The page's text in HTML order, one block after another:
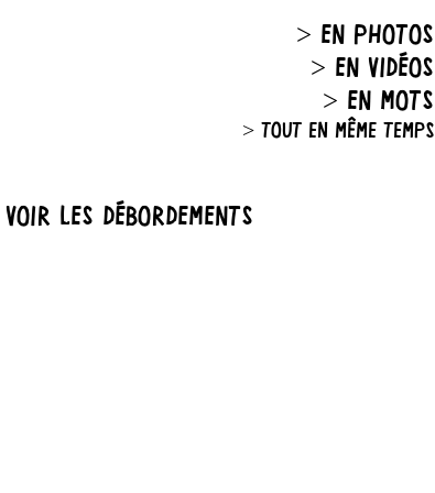
> EN PHOTOS
> EN VIDÉOS
> EN MOTS
> TOUT EN MÊME TEMPS
LES DÉBORDEMENTS